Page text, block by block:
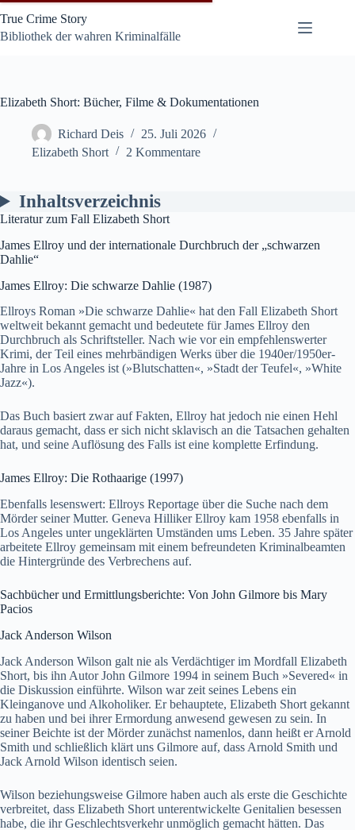
Zum
Inhalt
springen
True Crime Story
Bibliothek der wahren Kriminalfälle
Elizabeth Short: Bücher, Filme & Dokumentationen
Richard Deis
25. Juli 2026
Elizabeth Short
2 Kommentare
Inhaltsverzeichnis
Literatur zum Fall Elizabeth Short
James Ellroy und der internationale Durchbruch der „schwarzen
Dahlie“
James Ellroy: Die schwarze Dahlie (1987)
Ellroys Roman »Die schwarze Dahlie« hat den Fall Elizabeth Short
weltweit bekannt gemacht und bedeutete für James Ellroy den
Durchbruch als Schriftsteller. Nach wie vor ein empfehlenswerter
Krimi, der Teil eines mehrbändigen Werks über die 1940er/1950er-
Jahre in Los Angeles ist (»Blutschatten«, »Stadt der Teufel«, »White
Jazz«).
Das Buch basiert zwar auf Fakten, Ellroy hat jedoch nie einen Hehl
daraus gemacht, dass er sich nicht sklavisch an die Tatsachen gehalten
hat, und seine Auflösung des Falls ist eine komplette Erfindung.
James Ellroy: Die Rothaarige (1997)
Ebenfalls lesenswert: Ellroys Reportage über die Suche nach dem
Mörder seiner Mutter. Geneva Hilliker Ellroy kam 1958 ebenfalls in
Los Angeles unter ungeklärten Umständen ums Leben. 35 Jahre später
arbeitete Ellroy gemeinsam mit einem befreundeten Kriminalbeamten
die Hintergründe des Verbrechens auf.
Sachbücher und Ermittlungsberichte: Von John Gilmore bis Mary
Pacios
Jack Anderson Wilson
Jack Anderson Wilson galt nie als Verdächtiger im Mordfall Elizabeth
Short, bis ihn Autor John Gilmore 1994 in seinem Buch »Severed« in
die Diskussion einführte. Wilson war zeit seines Lebens ein
Kleinganove und Alkoholiker. Er behauptete, Elizabeth Short gekannt
zu haben und bei ihrer Ermordung anwesend gewesen zu sein. In
seiner Beichte ist der Mörder zunächst namenlos, dann heißt er Arnold
Smith und schließlich klärt uns Gilmore auf, dass Arnold Smith und
Jack Arnold Wilson identisch seien.
Wilson beziehungsweise Gilmore haben auch als erste die Geschichte
verbreitet, dass Elizabeth Short unterentwickelte Genitalien besessen
habe, die ihr Geschlechtsverkehr unmöglich gemacht hätten. Das